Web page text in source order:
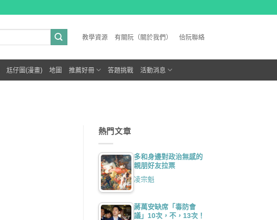
教學資源 有關阮（關於我們） 佮阮聯絡
尪仔圖(漫畫) 地圖 推薦好冊 答題挑戰 活動消息
熱門文章
多和身邊對政治無感的
親朋好友拉票
凌宗魁
蔣萬安缺席「毒防會
議」10次，不，13次！